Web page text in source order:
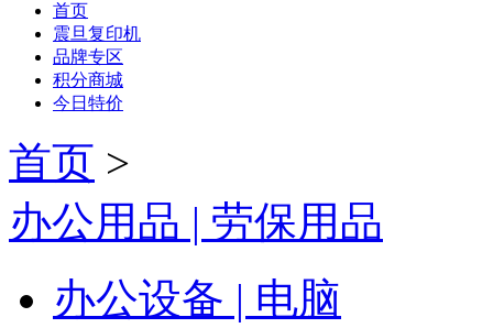
首页
震旦复印机
品牌专区
积分商城
今日特价
首页 >
办公用品 | 劳保用品
办公设备 | 电脑